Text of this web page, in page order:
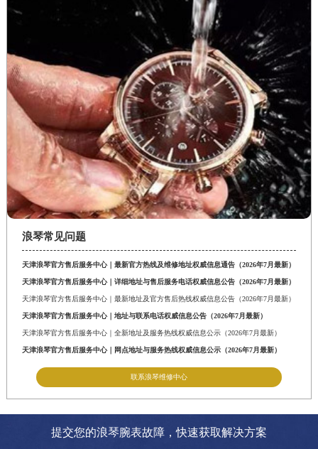
浪琴常见问题
天津浪琴官方售后服务中心｜最新官方热线及维修地址权威信息通告（2026年7月最新）
天津浪琴官方售后服务中心｜详细地址与售后服务电话权威信息公告（2026年7月最新）
天津浪琴官方售后服务中心｜最新地址及官方售后热线权威信息公告（2026年7月最新）
天津浪琴官方售后服务中心｜地址与联系电话权威信息公告（2026年7月最新）
天津浪琴官方售后服务中心｜全新地址及服务热线权威信息公示（2026年7月最新）
天津浪琴官方售后服务中心｜网点地址与服务热线权威信息公示（2026年7月最新）
联系浪琴维修中心
提交您的浪琴腕表故障，快速获取解决方案